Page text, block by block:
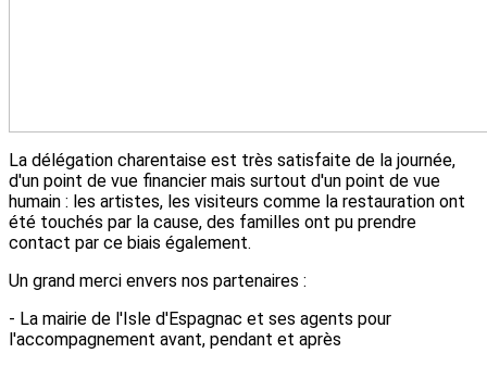
La délégation charentaise est très satisfaite de la journée,
d'un point de vue financier mais surtout d'un point de vue
humain : les artistes, les visiteurs comme la restauration ont
été touchés par la cause, des familles ont pu prendre
contact par ce biais également.
Un grand merci envers nos partenaires :
- La mairie de l'Isle d'Espagnac et ses agents pour
l'accompagnement avant, pendant et après